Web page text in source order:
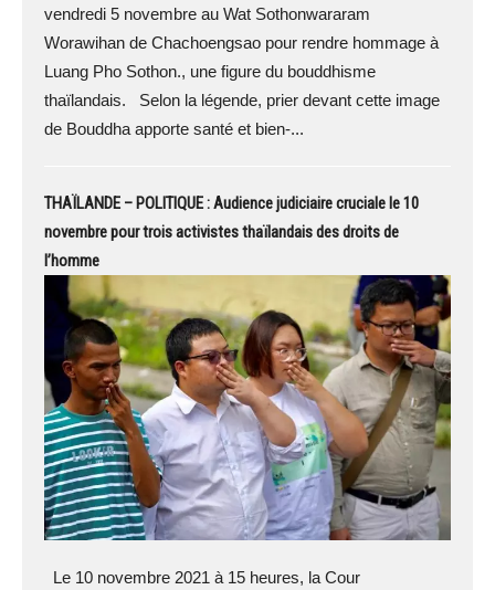
vendredi 5 novembre au Wat Sothonwararam
Worawihan de Chachoengsao pour rendre hommage à
Luang Pho Sothon., une figure du bouddhisme
thaïlandais. Selon la légende, prier devant cette image
de Bouddha apporte santé et bien-...
THAÏLANDE – POLITIQUE : Audience judiciaire cruciale le 10
novembre pour trois activistes thaïlandais des droits de
l’homme
Le 10 novembre 2021 à 15 heures, la Cour